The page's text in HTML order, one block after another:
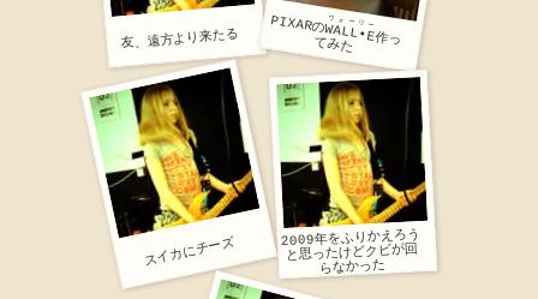
友、遠方より来たる
PIXARのWALL•E
ウォーリー
作っ
てみた
スイカにチーズ 2009年をふりかえろう
と思ったけどクビが回
らなかった